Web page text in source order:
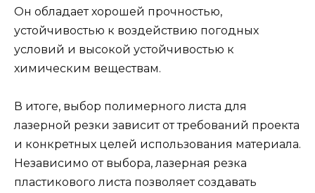
Он обладает хорошей прочностью,
устойчивостью к воздействию погодных
условий и высокой устойчивостью к
химическим веществам.
В итоге, выбор полимерного листа для
лазерной резки зависит от требований проекта
и конкретных целей использования материала.
Независимо от выбора, лазерная резка
пластикового листа позволяет создавать